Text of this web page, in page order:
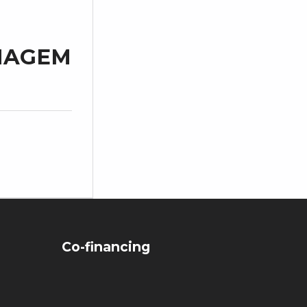
Co-financing